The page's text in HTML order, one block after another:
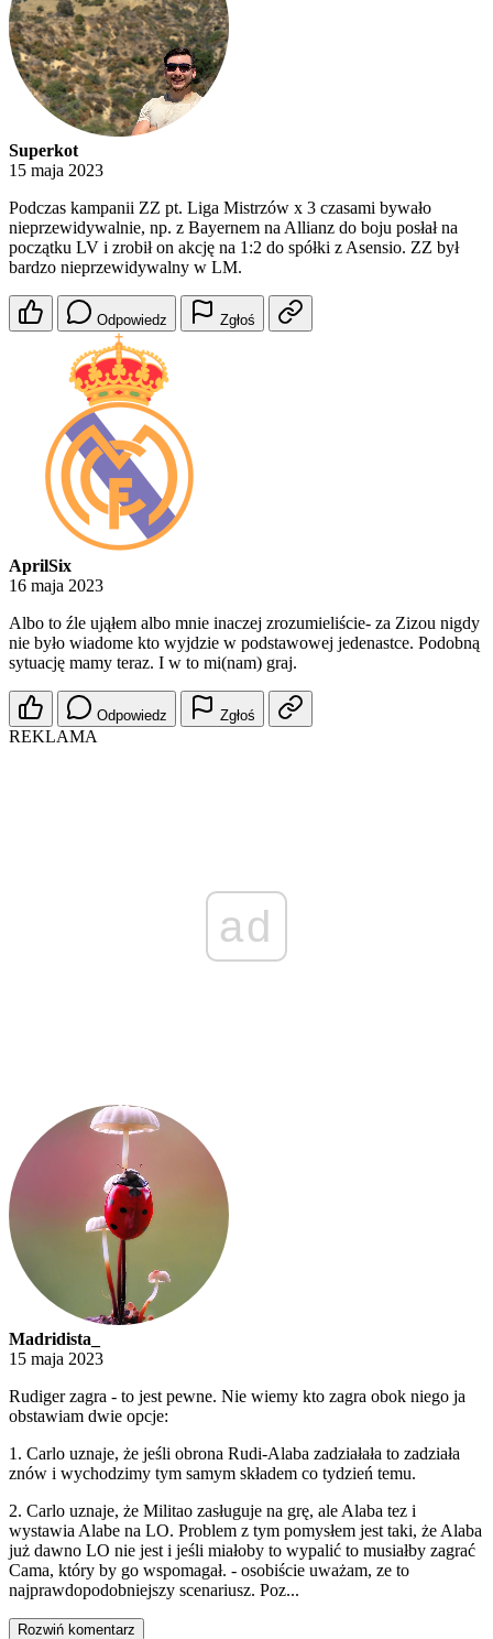
Superkot
15 maja 2023
Podczas kampanii ZZ pt. Liga Mistrzów x 3 czasami bywało
nieprzewidywalnie, np. z Bayernem na Allianz do boju posłał na
początku LV i zrobił on akcję na 1:2 do spółki z Asensio. ZZ był
bardzo nieprzewidywalny w LM.
Odpowiedz Zgłoś
AprilSix
16 maja 2023
Albo to źle ująłem albo mnie inaczej zrozumieliście- za Zizou nigdy
nie było wiadome kto wyjdzie w podstawowej jedenastce. Podobną
sytuację mamy teraz. I w to mi(nam) graj.
Odpowiedz Zgłoś
REKLAMA
ad
Madridista_
15 maja 2023
Rudiger zagra - to jest pewne. Nie wiemy kto zagra obok niego ja
obstawiam dwie opcje:
1. Carlo uznaje, że jeśli obrona Rudi-Alaba zadziałała to zadziała
znów i wychodzimy tym samym składem co tydzień temu.
2. Carlo uznaje, że Militao zasługuje na grę, ale Alaba tez i
wystawia Alabe na LO. Problem z tym pomysłem jest taki, że Alaba
już dawno LO nie jest i jeśli miałoby to wypalić to musiałby zagrać
Cama, który by go wspomagał. - osobiście uważam, ze to
najprawdopodobniejszy scenariusz. Poz...
Rozwiń komentarz